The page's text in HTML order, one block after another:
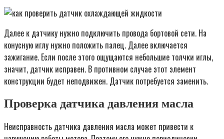
Далее к датчику нужно подключить провода бортовой сети. На
конусную иглу нужно положить палец. Далее включается
зажигание. Если после этого ощущаются небольшие толчки иглы,
значит, датчик исправен. В противном случае этот элемент
конструкции будет неподвижен. Датчик потребуется заменить.
Проверка датчика давления масла
Неисправность датчика давления масла может привести к